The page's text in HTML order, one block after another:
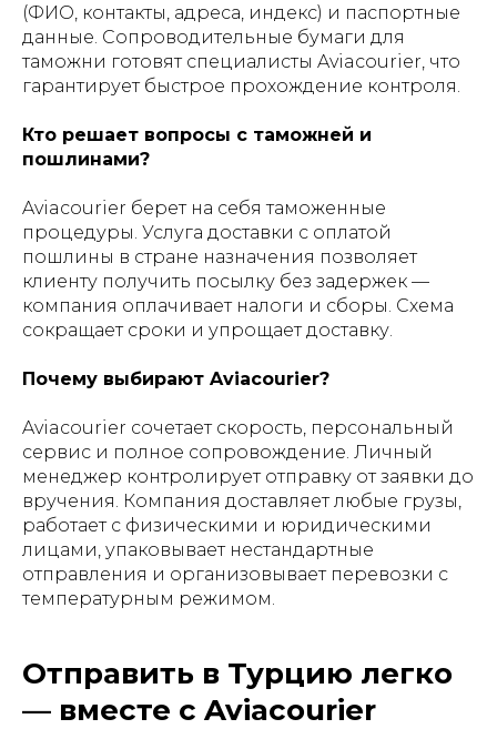
(ФИО, контакты, адреса, индекс) и паспортные
данные. Сопроводительные бумаги для
таможни готовят специалисты Aviacourier, что
гарантирует быстрое прохождение контроля.
Кто решает вопросы с таможней и
пошлинами?
Aviacourier берет на себя таможенные
процедуры. Услуга доставки с оплатой
пошлины в стране назначения позволяет
клиенту получить посылку без задержек —
компания оплачивает налоги и сборы. Схема
сокращает сроки и упрощает доставку.
Почему выбирают Aviacourier?
Aviacourier сочетает скорость, персональный
сервис и полное сопровождение. Личный
менеджер контролирует отправку от заявки до
вручения. Компания доставляет любые грузы,
работает с физическими и юридическими
лицами, упаковывает нестандартные
отправления и организовывает перевозки с
температурным режимом.
Отправить в Турцию легко
— вместе с Aviacourier